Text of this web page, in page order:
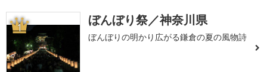
1 ぼんぼり祭／神奈川県
ぼんぼりの明かり広がる鎌倉の夏の風物詩